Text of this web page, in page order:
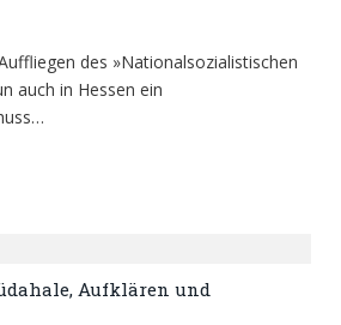
des »Nationalsozialistischen
auch in Hessen ein
Aufklären und